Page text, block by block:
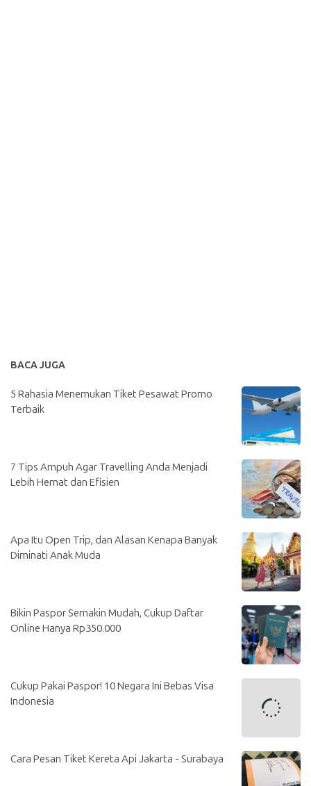
BACA JUGA
5 Rahasia Menemukan Tiket Pesawat Promo
Terbaik
7 Tips Ampuh Agar Travelling Anda Menjadi
Lebih Hemat dan Efisien
Apa Itu Open Trip, dan Alasan Kenapa Banyak
Diminati Anak Muda
Bikin Paspor Semakin Mudah, Cukup Daftar
Online Hanya Rp350.000
Cukup Pakai Paspor! 10 Negara Ini Bebas Visa
Indonesia
Cara Pesan Tiket Kereta Api Jakarta - Surabaya